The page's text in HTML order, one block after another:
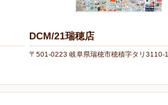
DCM/21瑞穂店
〒501-0223 岐阜県瑞穂市穂積字タリ3110-1